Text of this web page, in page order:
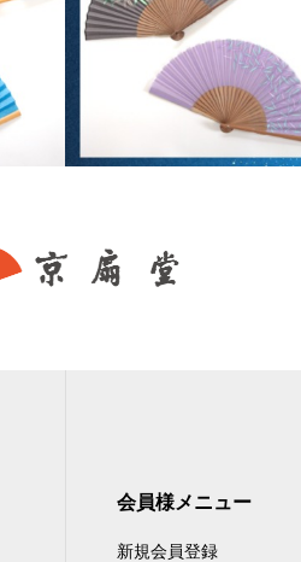
会員様メニュー
新規会員登録